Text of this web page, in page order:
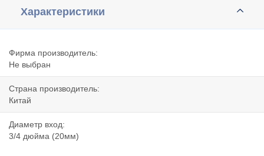
Характеристики
Фирма производитель:
Не выбран
Страна производитель:
Китай
Диаметр вход:
3/4 дюйма (20мм)